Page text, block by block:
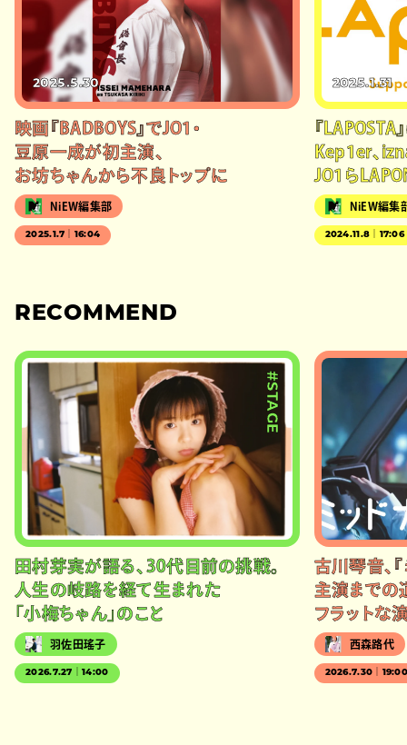
2025.5.30
映画『BADBOYS』でJO1・
豆原一成が初主演、
お坊ちゃんから不良トップに
NiEW編集部
2025.1.7｜16:04
2025.1.31
『LAPOSTA
Kep1er、
JO1ら
NiEW編集
2024.11.8｜17:06
RECOMMEND
#STAGE
田村芽実が語る、30代目前の挑戦。
人生の岐路を経て生まれた
「小梅ちゃん」のこと
羽佐田瑤子
2026.7.27｜14:00
古川琴音、
主演までの
フラットな
西森路代
2026.7.30｜